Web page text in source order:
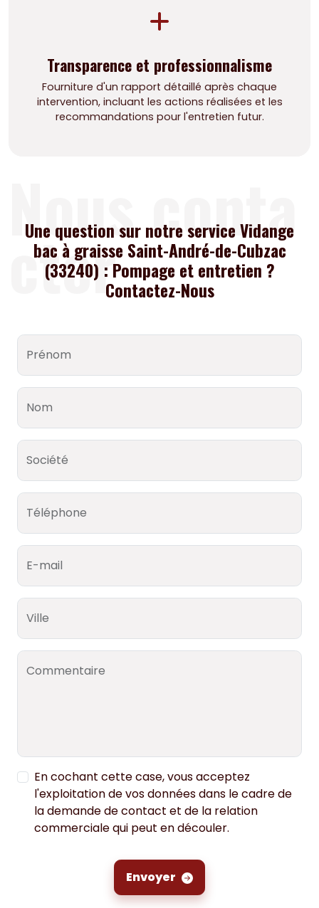
Transparence et professionnalisme
Fourniture d'un rapport détaillé après chaque
intervention, incluant les actions réalisées et les
recommandations pour l'entretien futur.
Nous conta
cter
Une question sur notre service Vidange
bac à graisse Saint-André-de-Cubzac
(33240) : Pompage et entretien ?
Contactez-Nous
Prénom
Nom
Société
Téléphone
E-mail
Ville
Commentaire
En cochant cette case, vous acceptez
l'exploitation de vos données dans le cadre de
la demande de contact et de la relation
commerciale qui peut en découler.
Envoyer